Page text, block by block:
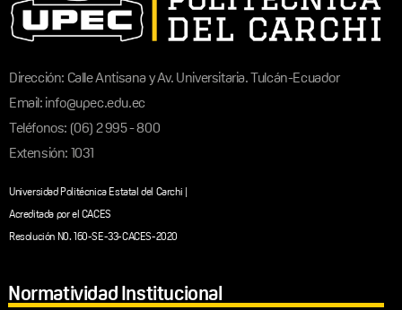
Dirección: Calle Antisana y Av. Universitaria. Tulcán-Ecuador
Email: info@upec.edu.ec
Teléfonos: (06) 2 995 - 800
Extensión: 1031
Universidad Politécnica Estatal del Carchi |
Acreditada por el CACES
Resolución N0. 160-SE-33-CACES-2020
Normatividad Institucional